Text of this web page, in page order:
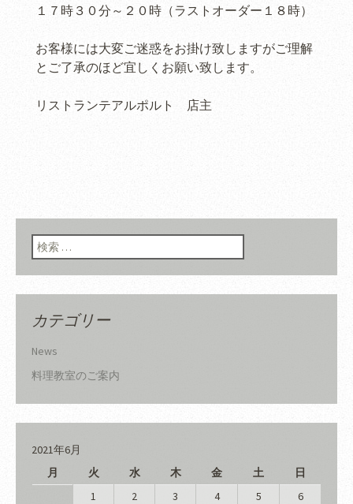
１７時３０分～２０時（ラストオーダー１８時）
お客様には大変ご迷惑をお掛け致しますがご理解
とご了承のほど宜しくお願い致します。
リストランテアルポルト 店主
検索:
カテゴリー
News
料理教室のご案内
2021年6月
月
火 水 木 金 土 日
1 2 3 4 5
6